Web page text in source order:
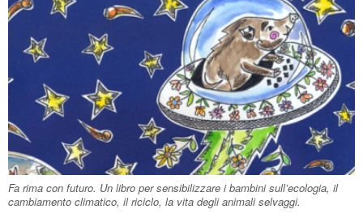
Fa rima con futuro. Un libro per sensibilizzare i bambini sull’ecologia, il
cambiamento climatico, il riciclo, la vita degli animali selvaggi.